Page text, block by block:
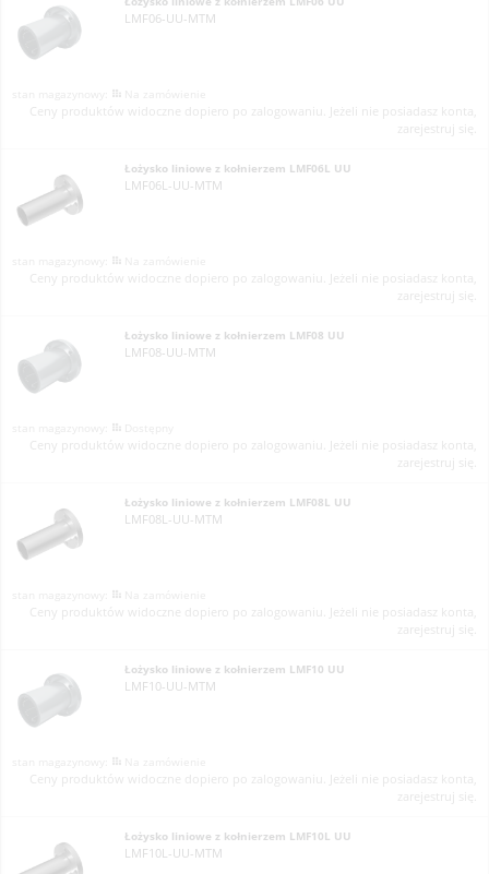
LMF06-UU-MTM
Ceny produktów widoczne dopiero po zalogowaniu. Jeżeli nie posiadasz konta,
zarejestruj się.
Łożysko liniowe z kołnierzem LMF06L UU
LMF06L-UU-MTM
Ceny produktów widoczne dopiero po zalogowaniu. Jeżeli nie posiadasz konta,
zarejestruj się.
Łożysko liniowe z kołnierzem LMF08 UU
LMF08-UU-MTM
Ceny produktów widoczne dopiero po zalogowaniu. Jeżeli nie posiadasz konta,
zarejestruj się.
Łożysko liniowe z kołnierzem LMF08L UU
LMF08L-UU-MTM
Ceny produktów widoczne dopiero po zalogowaniu. Jeżeli nie posiadasz konta,
zarejestruj się.
Łożysko liniowe z kołnierzem LMF10 UU
LMF10-UU-MTM
Ceny produktów widoczne dopiero po zalogowaniu. Jeżeli nie posiadasz konta,
zarejestruj się.
Łożysko liniowe z kołnierzem LMF10L UU
LMF10L-UU-MTM